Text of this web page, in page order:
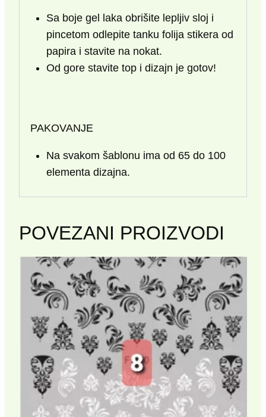
Sa boje gel laka obrišite lepljiv sloj i
pincetom odlepite tanku folija stikera od
papira i stavite na nokat.
Od gore stavite top i dizajn je gotov!
PAKOVANJE
Na svakom šablonu ima od 65 do 100
elementa dizajna.
POVEZANI PROIZVODI